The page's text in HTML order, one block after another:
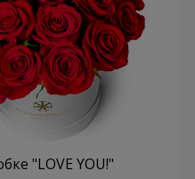
"LOVE YOU!"